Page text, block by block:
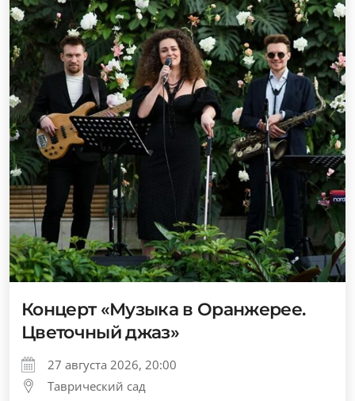
Концерт «Музыка в Оранжерее.
Цветочный джаз»
27 августа 2026, 20:00
Таврический сад